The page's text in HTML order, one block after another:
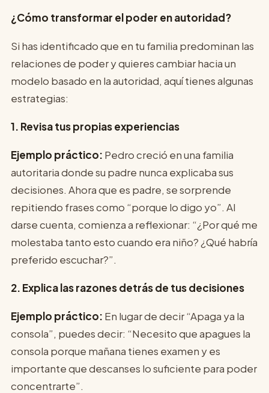
¿Cómo transformar el poder en autoridad?
Si has identificado que en tu familia predominan las
relaciones de poder y quieres cambiar hacia un
modelo basado en la autoridad, aquí tienes algunas
estrategias:
1. Revisa tus propias experiencias
Ejemplo práctico: Pedro creció en una familia
autoritaria donde su padre nunca explicaba sus
decisiones. Ahora que es padre, se sorprende
repitiendo frases como “porque lo digo yo”. Al
darse cuenta, comienza a reflexionar: “¿Por qué me
molestaba tanto esto cuando era niño? ¿Qué habría
preferido escuchar?”.
2. Explica las razones detrás de tus decisiones
Ejemplo práctico: En lugar de decir “Apaga ya la
consola”, puedes decir: “Necesito que apagues la
consola porque mañana tienes examen y es
importante que descanses lo suficiente para poder
concentrarte”.